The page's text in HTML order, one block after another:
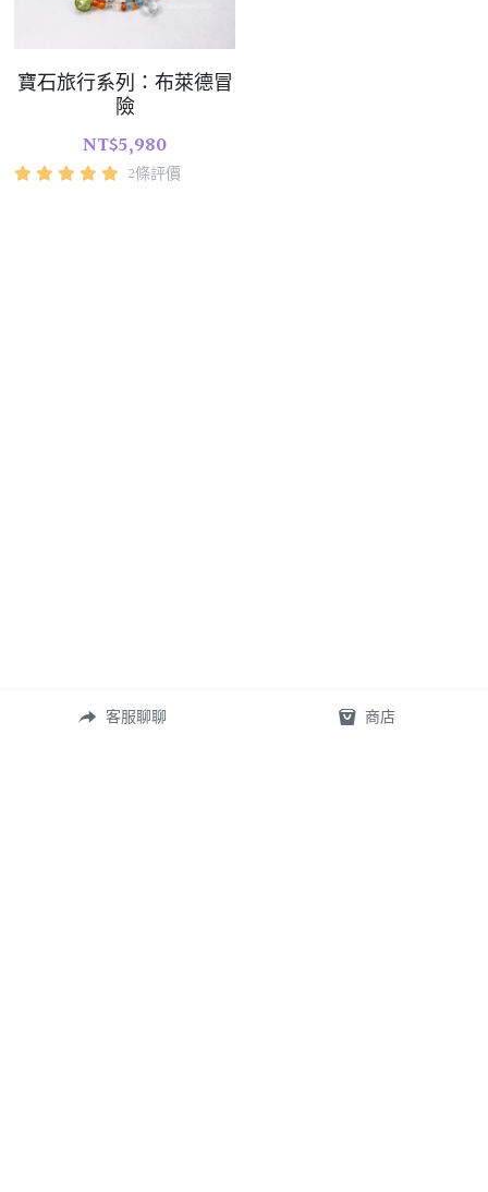
寶石旅行系列：布萊德冒
險
NT$5,980
2條評價
客服聊聊 商店